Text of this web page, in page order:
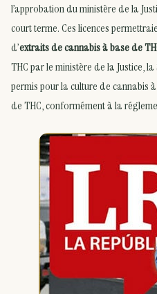
l’approbation du ministère de la
court terme. Ces licences
d’extraits de cannabis à base de
THC par le ministère de la Justice,
permis pour la culture de cannabis
de THC, conformément à la